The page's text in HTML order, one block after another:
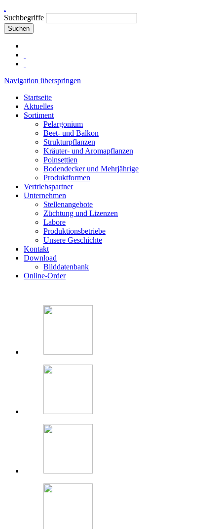
.
Suchbegriffe
Suchen
Navigation überspringen
Startseite
Aktuelles
Sortiment
Pelargonium
Beet- und Balkon
Strukturpflanzen
Kräuter- und Aromapflanzen
Poinsettien
Bodendecker und Mehrjährige
Produktformen
Vertriebspartner
Unternehmen
Stellenangebote
Züchtung und Lizenzen
Labore
Produktionsbetriebe
Unsere Geschichte
Kontakt
Download
Bilddatenbank
Online-Order